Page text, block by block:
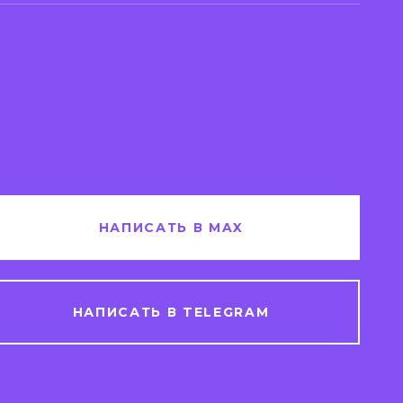
НАПИСАТЬ В MAX
НАПИСАТЬ В TELEGRAM